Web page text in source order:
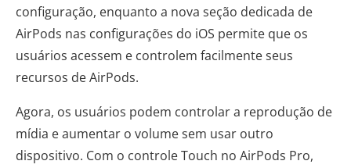
configuração, enquanto a nova seção dedicada de
AirPods nas configurações do iOS permite que os
usuários acessem e controlem facilmente seus
recursos de AirPods.
Agora, os usuários podem controlar a reprodução de
mídia e aumentar o volume sem usar outro
dispositivo. Com o controle Touch no AirPods Pro,